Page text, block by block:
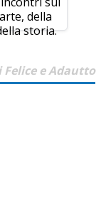
della
storia.
Felice e Adautto